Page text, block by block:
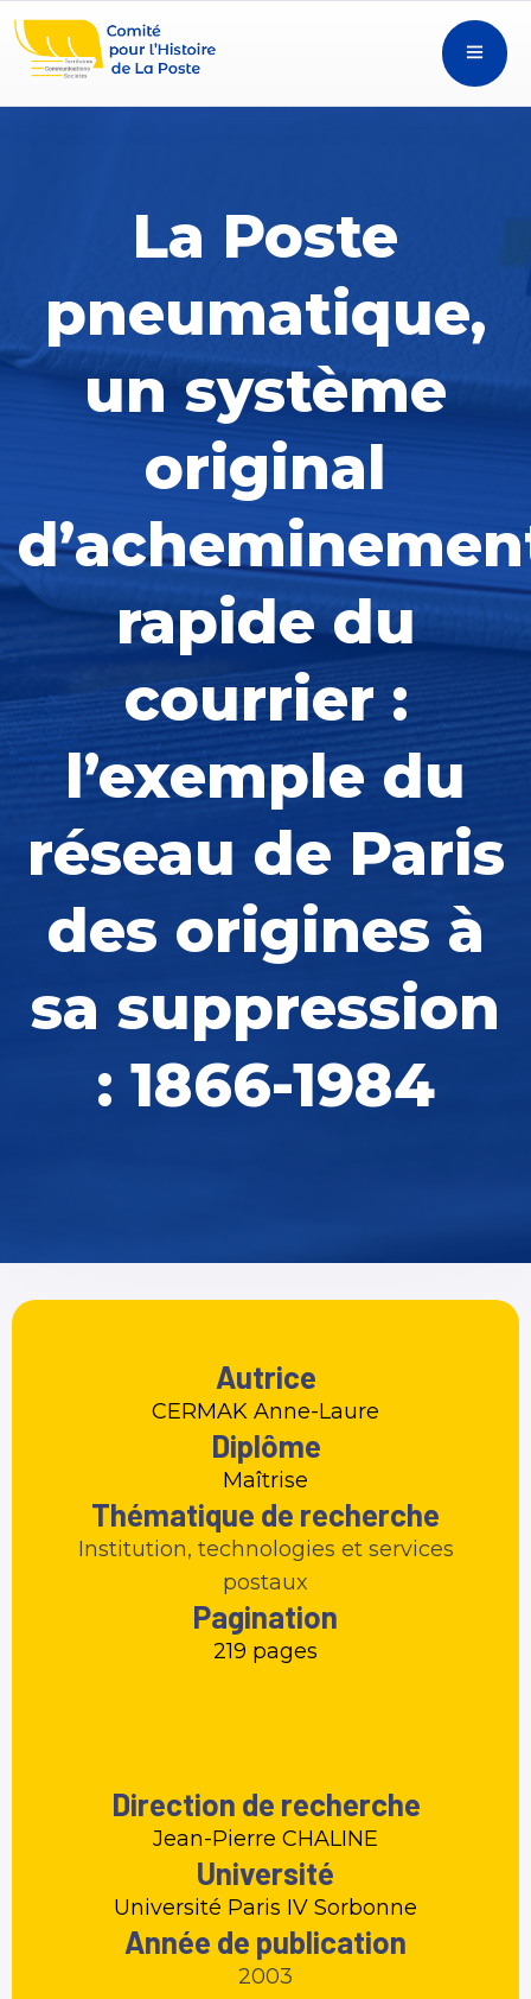
La Poste
pneumatique,
un système
original
rapide du
courrier :
l’exemple du
réseau de Paris
des origines à
sa suppression
: 1866-1984
Autrice
CERMAK Anne-Laure
Diplôme
Maîtrise
Thématique de recherche
Institution, technologies et services
postaux
Pagination
219 pages
Direction de recherche
Jean-Pierre CHALINE
Université
Université Paris IV Sorbonne
Année de publication
2003